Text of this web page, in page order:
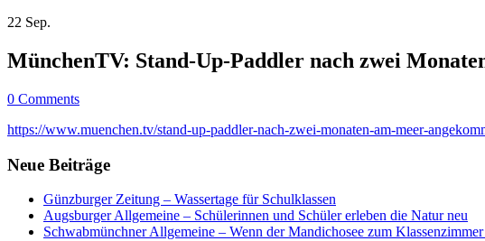
22 Sep.
MünchenTV: Stand-Up-Paddler nach zwei
0 Comments
https://www.muenchen.tv/stand-up-paddler-nach-zwei-monaten-am-meer-
Neue Beiträge
Günzburger Zeitung – Wassertage für Schulklassen
Augsburger Allgemeine – Schülerinnen und Schüler erleben die Natur neu
Schwabmünchner Allgemeine – Wenn der Mandichosee zum